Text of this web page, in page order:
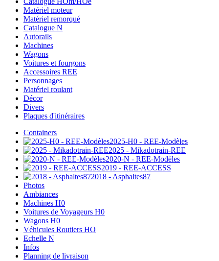
Matériel moteur
Matériel remorqué
Catalogue N
Autorails
Machines
Wagons
Voitures et fourgons
Accessoires REE
Personnages
Matériel roulant
Décor
Divers
Plaques d'itinéraires
Containers
2025-H0 - REE-Modèles
2025 - Mikadotrain-REE
2020-N - REE-Modèles
2019 - REE-ACCESS
2018 - Asphaltes87
Photos
Ambiances
Machines H0
Voitures de Voyageurs H0
Wagons H0
Véhicules Routiers HO
Echelle N
Infos
Planning de livraison